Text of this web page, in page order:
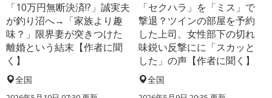
「10万円無断決済!?」誠実夫
が釣り沼へ→「家族より趣
味？」限界妻が突きつけた
離婚という結末【作者に聞
く】
全国
「セクハラ」を「ミス」で
撃退？ツインの部屋を予約
した上司、女性部下の切れ
味鋭い反撃にに「スカッと
した」の声【作者に聞く】
全国